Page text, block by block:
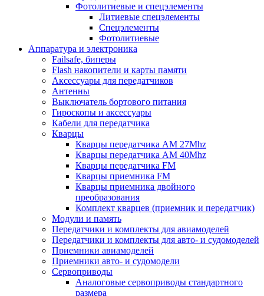
Фотолитиевые и спецэлементы
Литиевые спецэлементы
Спецэлементы
Фотолитиевые
Аппаратура и электроника
Failsafe, биперы
Flash накопители и карты памяти
Аксессуары для передатчиков
Антенны
Выключатель бортового питания
Гироскопы и аксессуары
Кабели для передатчика
Кварцы
Кварцы передатчика AM 27Mhz
Кварцы передатчика AM 40Mhz
Кварцы передатчика FM
Кварцы приемника FM
Кварцы приемника двойного
преобразования
Комплект кварцев (приемник и передатчик)
Модули и память
Передатчики и комплекты для авиамоделей
Передатчики и комплекты для авто- и судомоделей
Приемники авиамоделей
Приемники авто- и судомодели
Сервоприводы
Аналоговые сервоприводы стандартного
размера